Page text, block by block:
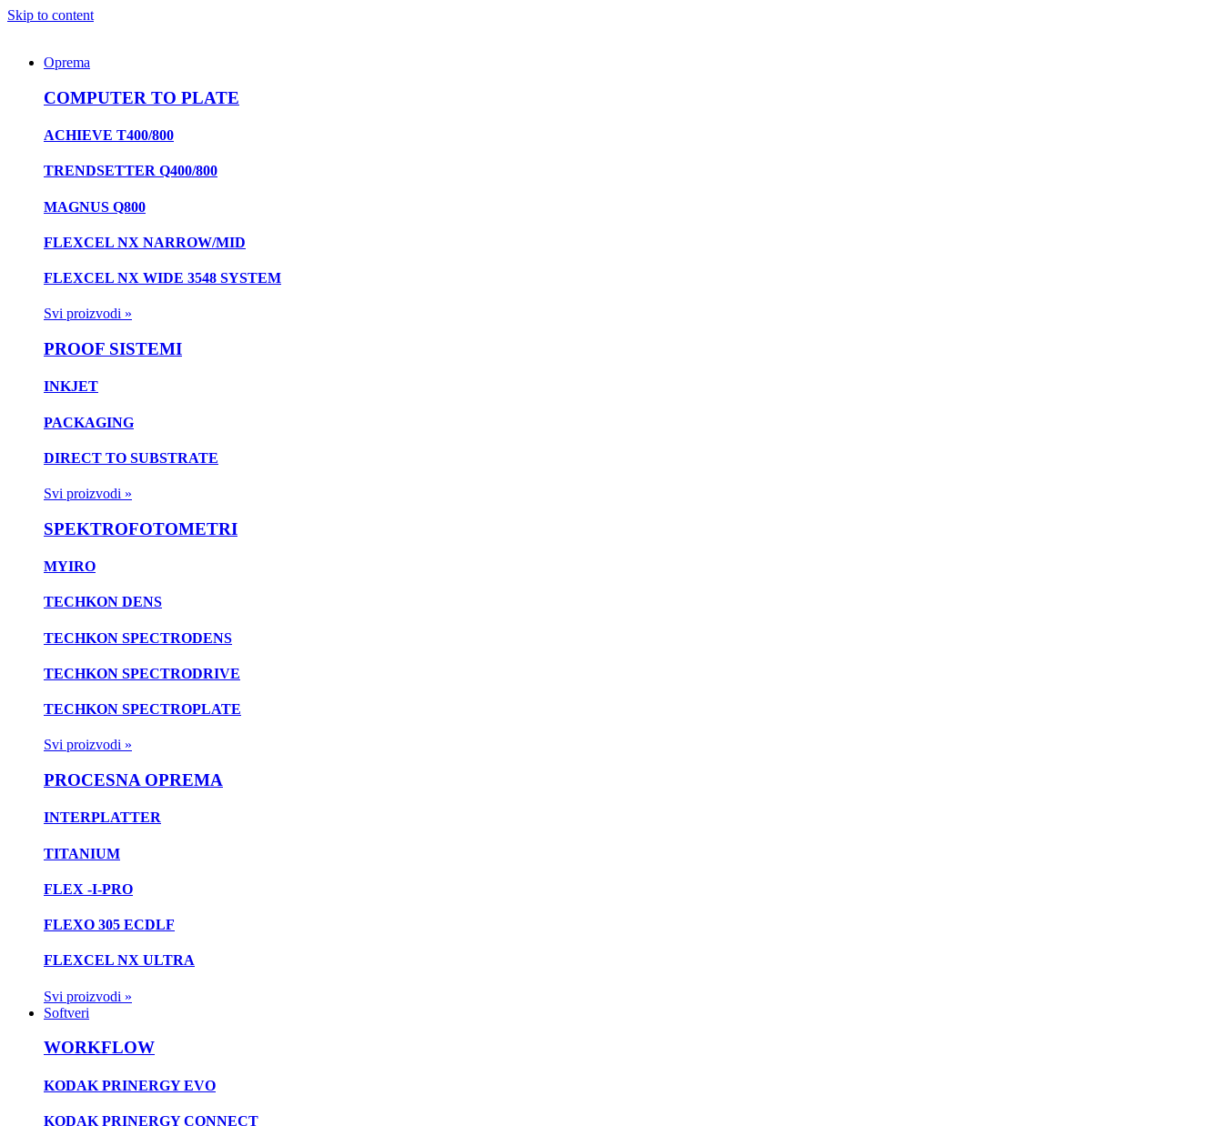
Skip to content
Oprema
COMPUTER TO PLATE
ACHIEVE T400/800
TRENDSETTER Q400/800
MAGNUS Q800
FLEXCEL NX NARROW/MID
FLEXCEL NX WIDE 3548 SYSTEM
Svi proizvodi »
PROOF SISTEMI
INKJET
PACKAGING
DIRECT TO SUBSTRATE
Svi proizvodi »
SPEKTROFOTOMETRI
MYIRO
TECHKON DENS
TECHKON SPECTRODENS
TECHKON SPECTRODRIVE
TECHKON SPECTROPLATE
Svi proizvodi »
PROCESNA OPREMA
INTERPLATTER
TITANIUM
FLEX -I-PRO
FLEXO 305 ECDLF
FLEXCEL NX ULTRA
Svi proizvodi »
Softveri
WORKFLOW
KODAK PRINERGY EVO
KODAK PRINERGY CONNECT